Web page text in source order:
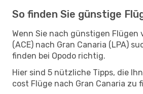
So finden Sie günstige
Wenn Sie nach günstigen Flügen
(ACE) nach Gran Canaria (LPA)
finden bei Opodo richtig.
Hier sind 5 nützliche Tipps, die
cost Flüge nach Gran Canaria zu